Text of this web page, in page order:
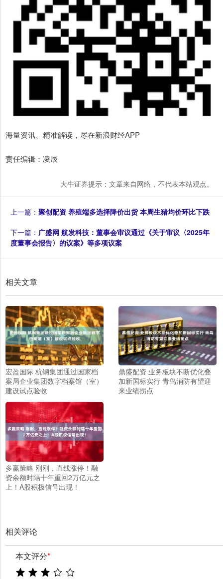
海量资讯、精准解读，尽在新浪财经APP
责任编辑：凌辰
大牛证券提示：文章来自网络，不代表本站观点。
上一篇： 聚创配资 养殖端多选择降价出货 本周生猪均价环比下跌
下一篇： 广盛网 航发科技：董事会审议通过《关于审议〈2025年
度董事会报告〉的议案》等多项议案
相关文章
宏盈国际 杭钢集团通过国家档
案局企业集团数字档案馆（室）
建设试点验收
鼎盛配资 业务板块不断优化叠
加新国标实行 青鸟消防有望迎
来业绩拐点
多赢策略 刚刚，直线涨停！融
资余额时隔十年重回2万亿元之
上！A股积极信号出现！
相关评论
本文评分*